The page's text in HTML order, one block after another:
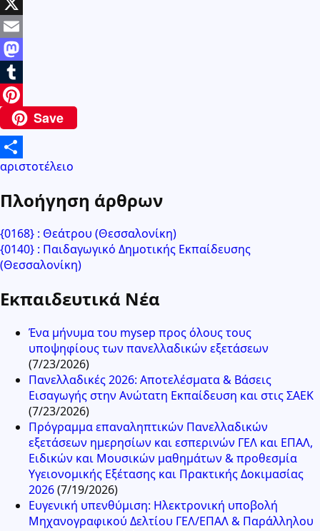
LinkedIn
X
Email
Mastodon
Tumblr
PinterestSave
Μοιραστείτε
αριστοτέλειο
Πλοήγηση άρθρων
{0168} : Θεάτρου (Θεσσαλονίκη)
{0140} : Παιδαγωγικό Δημοτικής Εκπαίδευσης
(Θεσσαλονίκη)
Εκπαιδευτικά Νέα
Ένα μήνυμα του mysep προς όλους τους
υποψηφίους των πανελλαδικών εξετάσεων
(7/23/2026)
Πανελλαδικές 2026: Αποτελέσματα & Βάσεις
Εισαγωγής στην Ανώτατη Εκπαίδευση και στις ΣΑΕΚ
(7/23/2026)
Πρόγραμμα επαναληπτικών Πανελλαδικών
εξετάσεων ημερησίων και εσπερινών ΓΕΛ και ΕΠΑΛ,
Ειδικών και Μουσικών μαθημάτων & προθεσμία
Υγειονομικής Εξέτασης και Πρακτικής Δοκιμασίας
2026(7/19/2026)
Ευγενική υπενθύμιση: Ηλεκτρονική υποβολή
Μηχανογραφικού Δελτίου ΓΕΛ/ΕΠΑΛ & Παράλληλου